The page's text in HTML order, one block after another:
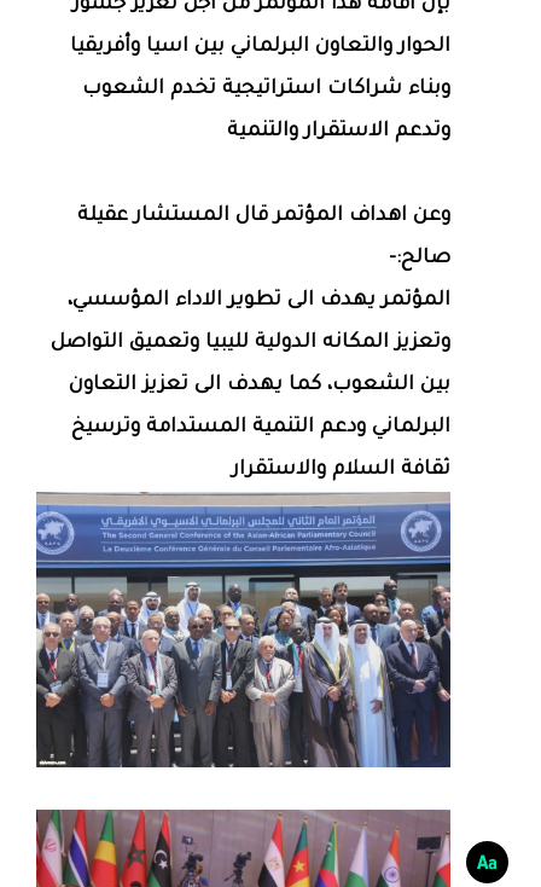
بإن اقامة هذا المؤتمر من اجل تعزيز جسور
الحوار والتعاون البرلماني بين اسيا وأفريقيا
وبناء شراكات استراتيجية تخدم الشعوب
وتدعم الاستقرار والتنمية
وعن اهداف المؤتمر قال المستشار عقيلة
صالح:-
المؤتمر يهدف الى تطوير الاداء المؤسسي،
وتعزيز المكانه الدولية لليبيا وتعميق التواصل
بين الشعوب، كما يهدف الى تعزيز التعاون
البرلماني ودعم التنمية المستدامة وترسيخ
ثقافة السلام والاستقرار